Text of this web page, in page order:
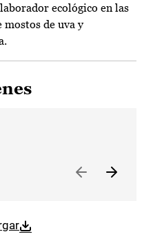
ecológico en las
mostos de uva y